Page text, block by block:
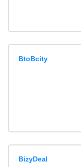
BtoBcity
BizyDeal